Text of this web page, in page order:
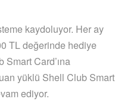
kaydoluyor. Her ay
TL değerinde hediye
Card’ına
yüklü Shell Club Smart
ediyor.